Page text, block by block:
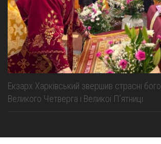
Екзарх Харківський звершив страсні
Великого Четверга і Великої Пʼятниці